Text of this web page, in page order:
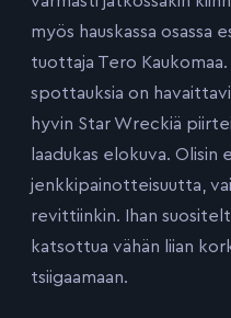
myös hauskassa osassa
tuottaja Tero
spottauksia on
hyvin Star Wreckiä
laadukas elokuva.
jenkkipainotteisuutta,
revittiinkin. Ihan
katsottua vähän liian
tsiigaamaan.